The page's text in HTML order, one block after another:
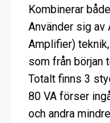
Kombinerar
Använder sig av
Amplifier) teknik,
som från början
Totalt finns 3
80 VA förser
och andra